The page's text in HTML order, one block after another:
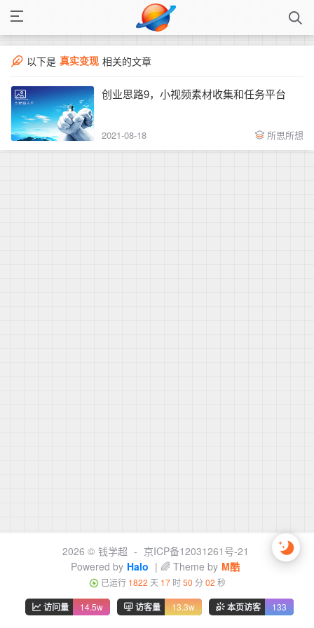
以下是 真实变现 相关的文章
创业思路9，小视频素材收集和任务平台
2021-08-18 所思所想
2026 © 钱学超 - 京ICP备12031261号-21
Powered by Halo | 🌈 Theme by M酷
已运行 1822 天 17时50 分 02 秒
访问量 14.5w 访客量 13.3w 本页访客 133